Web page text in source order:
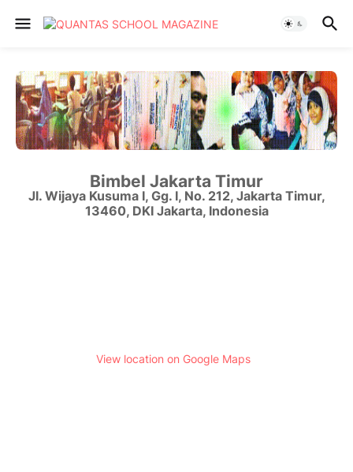
Bimbel Jakarta Timur
Jl. Wijaya Kusuma I, Gg. I, No. 212, Jakarta Timur,
13460, DKI Jakarta, Indonesia
View location on Google Maps